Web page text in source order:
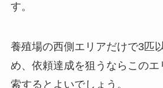
す。
養殖場の西側エリアだけで3匹
め、依頼達成を狙うならこのエ
索するとよいでしょう。